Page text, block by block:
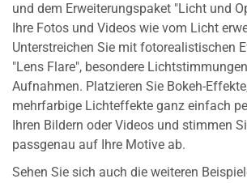
und dem Erweiterungspaket "Licht und
Ihre Fotos und Videos wie vom Licht
Unterstreichen Sie mit fotorealistischen
"Lens Flare", besondere
Aufnahmen. Platzieren Sie Bokeh-
mehrfarbige Lichteffekte ganz einfach
Ihren Bildern oder Videos und stimmen
passgenau auf Ihre Motive ab.
Sehen Sie sich auch die weiteren